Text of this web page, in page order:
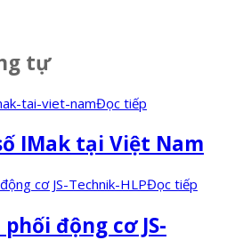
tự
Đọc tiếp
IMak tại Việt Nam
Đọc tiếp
động cơ JS-